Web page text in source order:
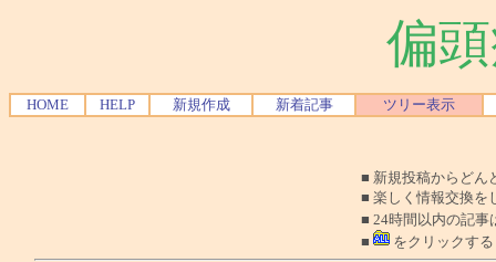
偏
HOME HELP 新規作成 新着記事 ツリー表示
■ 新規投稿からどん
■ 楽しく情報交換を
■ 24時間以内の記事
■
をクリックす